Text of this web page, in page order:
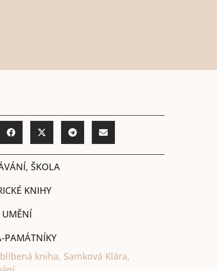
ŠKOLA
KNIHY
PAMÁTNÍKY
kniha, Samková Klára,